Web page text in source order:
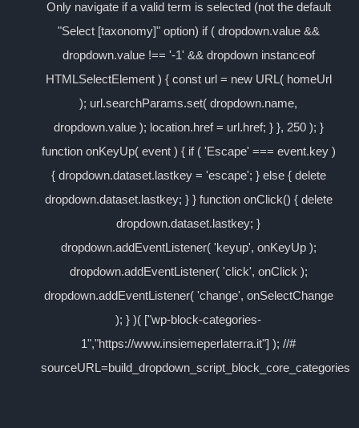
Only navigate if a valid term is selected (not the default
"Select [taxonomy]" option) if ( dropdown.value &&
dropdown.value !== '-1' && dropdown instanceof
HTMLSelectElement ) { const url = new URL( homeUrl
); url.searchParams.set( dropdown.name,
dropdown.value ); location.href = url.href; } }, 250 ); }
function onKeyUp( event ) { if ( 'Escape' === event.key )
{ dropdown.dataset.lastkey = 'escape'; } else { delete
dropdown.dataset.lastkey; } } function onClick() { delete
dropdown.dataset.lastkey; }
dropdown.addEventListener( 'keyup', onKeyUp );
dropdown.addEventListener( 'click', onClick );
dropdown.addEventListener( 'change', onSelectChange
); } )( ["wp-block-categories-
1","https://www.insiemeperlaterra.it"] ); //#
sourceURL=build_dropdown_script_block_core_categories